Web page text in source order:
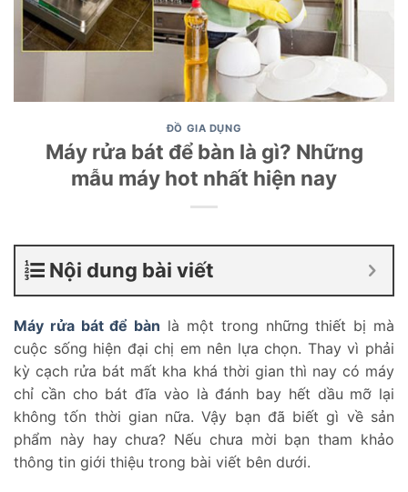
ĐỒ GIA DỤNG
Máy rửa bát để bàn là gì? Những
mẫu máy hot nhất hiện nay
Nội dung bài viết
Máy rửa bát để bàn là một trong những thiết bị mà
cuộc sống hiện đại chị em nên lựa chọn. Thay vì phải
kỳ cạch rửa bát mất kha khá thời gian thì nay có máy
chỉ cần cho bát đĩa vào là đánh bay hết dầu mỡ lại
không tốn thời gian nữa. Vậy bạn đã biết gì về sản
phẩm này hay chưa? Nếu chưa mời bạn tham khảo
thông tin giới thiệu trong bài viết bên dưới.